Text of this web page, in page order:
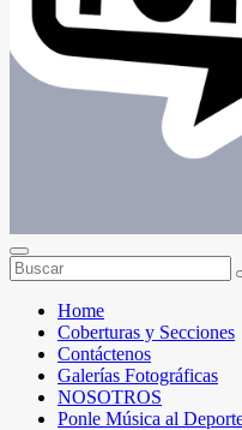
Home
Coberturas y Secciones
Contáctenos
Galerías Fotográficas
NOSOTROS
Ponle Música al